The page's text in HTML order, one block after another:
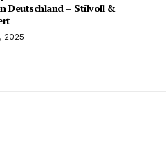
Deutschland – Stilvoll &
2025